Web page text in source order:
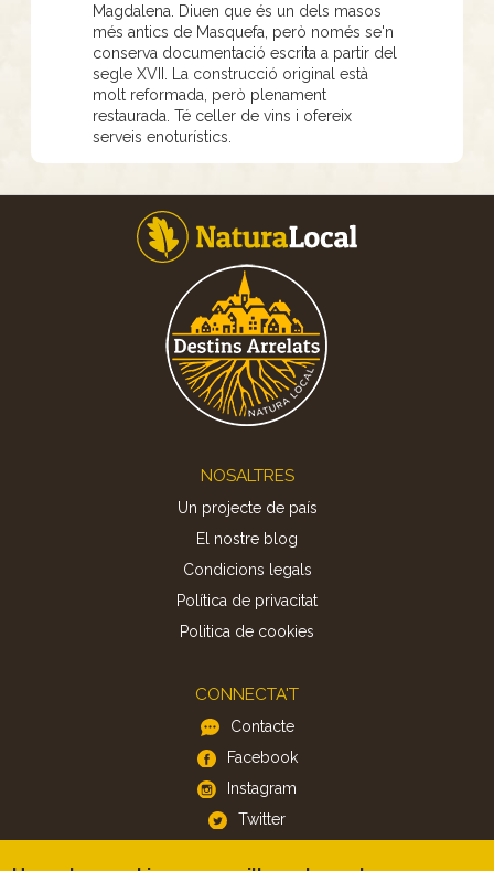
Magdalena. Diuen que és un dels masos
més antics de Masquefa, però només se'n
conserva documentació escrita a partir del
segle XVII. La construcció original està
molt reformada, però plenament
restaurada. Té celler de vins i ofereix
serveis enoturístics.
NOSALTRES
Un projecte de país
El nostre blog
Condicions legals
Política de privacitat
Politica de cookies
CONNECTA'T
Contacte
Facebook
Instagram
Twitter